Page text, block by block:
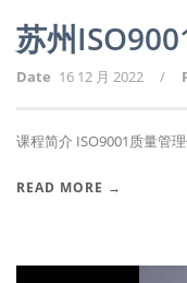
苏州
Date 16 12 月 2022 /
课程简介 ISO9001质量管
READ MORE →